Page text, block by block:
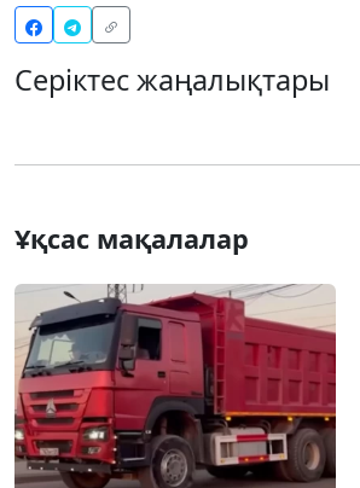
Серіктес жаңалықтары
Ұқсас мақалалар